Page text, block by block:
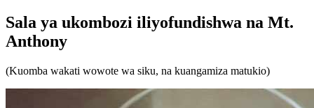
Sala ya ukombozi iliyofundishwa na Mt.
Anthony
(Kuomba wakati wowote wa siku, na kuangamiza matukio)